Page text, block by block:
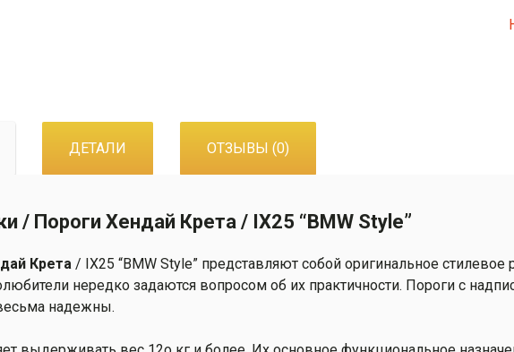
ДЕТАЛИ ОТЗЫВЫ (0)
/ Пороги Хендай Крета / IX25 “BMW Style”
Крета / IX25 “BMW Style” представляют собой оригинальное
нередко задаются вопросом об их практичности. Пороги c
надежны.